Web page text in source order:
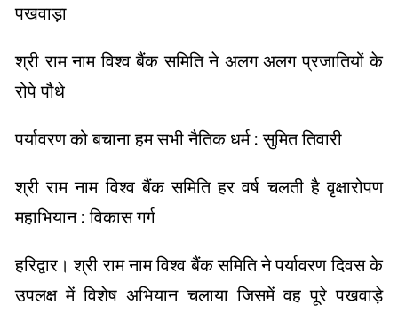
पखवाड़ा
श्री राम नाम विश्व बैंक समिति ने अलग अलग प्रजातियों के
रोपे पौधे
पर्यावरण को बचाना हम सभी नैतिक धर्म : सुमित तिवारी
श्री राम नाम विश्व बैंक समिति हर वर्ष चलती है वृक्षारोपण
महाभियान : विकास गर्ग
हरिद्वार। श्री राम नाम विश्व बैंक समिति ने पर्यावरण दिवस के
उपलक्ष में विशेष अभियान चलाया जिसमें वह पूरे पखवाड़े